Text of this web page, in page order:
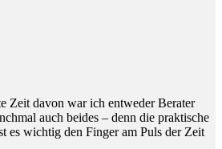
Zeit davon war ich entweder Berater
auch beides – denn die praktische
es wichtig den Finger am Puls der Zeit